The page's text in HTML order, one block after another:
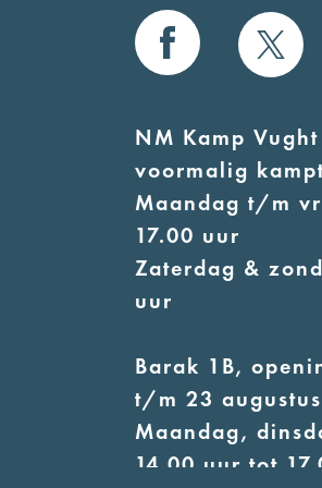
NM Kamp
voormalig
Maandag t/m
17.00 uur
Zaterdag &
uur
Barak 1B,
t/m 23
Maandag,
14.00 uur tot